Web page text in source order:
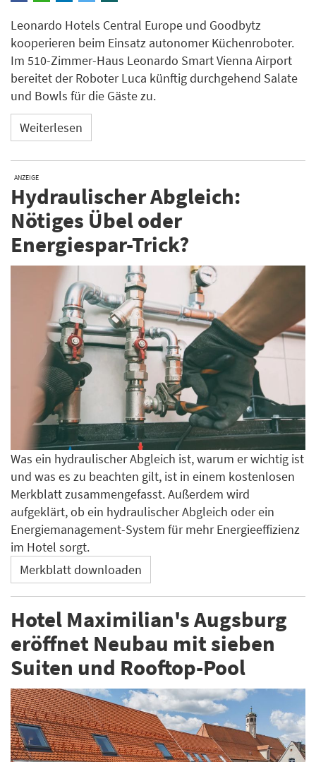
Leonardo Hotels Central Europe und Goodbytz
kooperieren beim Einsatz autonomer Küchenroboter.
Im 510-Zimmer-Haus Leonardo Smart Vienna Airport
bereitet der Roboter Luca künftig durchgehend Salate
und Bowls für die Gäste zu.
Weiterlesen
ANZEIGE
Hydraulischer Abgleich:
Nötiges Übel oder
Energiespar-Trick?
Was ein hydraulischer Abgleich ist, warum er wichtig ist
und was es zu beachten gilt, ist in einem kostenlosen
Merkblatt zusammengefasst. Außerdem wird
aufgeklärt, ob ein hydraulischer Abgleich oder ein
Energiemanagement-System für mehr Energieeffizienz
im Hotel sorgt.
Merkblatt downloaden
Hotel Maximilian's Augsburg
eröffnet Neubau mit sieben
Suiten und Rooftop-Pool